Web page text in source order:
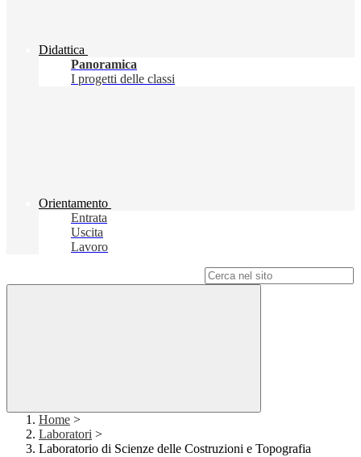
Didattica
Panoramica
I progetti delle classi
Orientamento
Entrata
Uscita
Lavoro
Home >
Laboratori >
Laboratorio di Scienze delle Costruzioni e Topografia